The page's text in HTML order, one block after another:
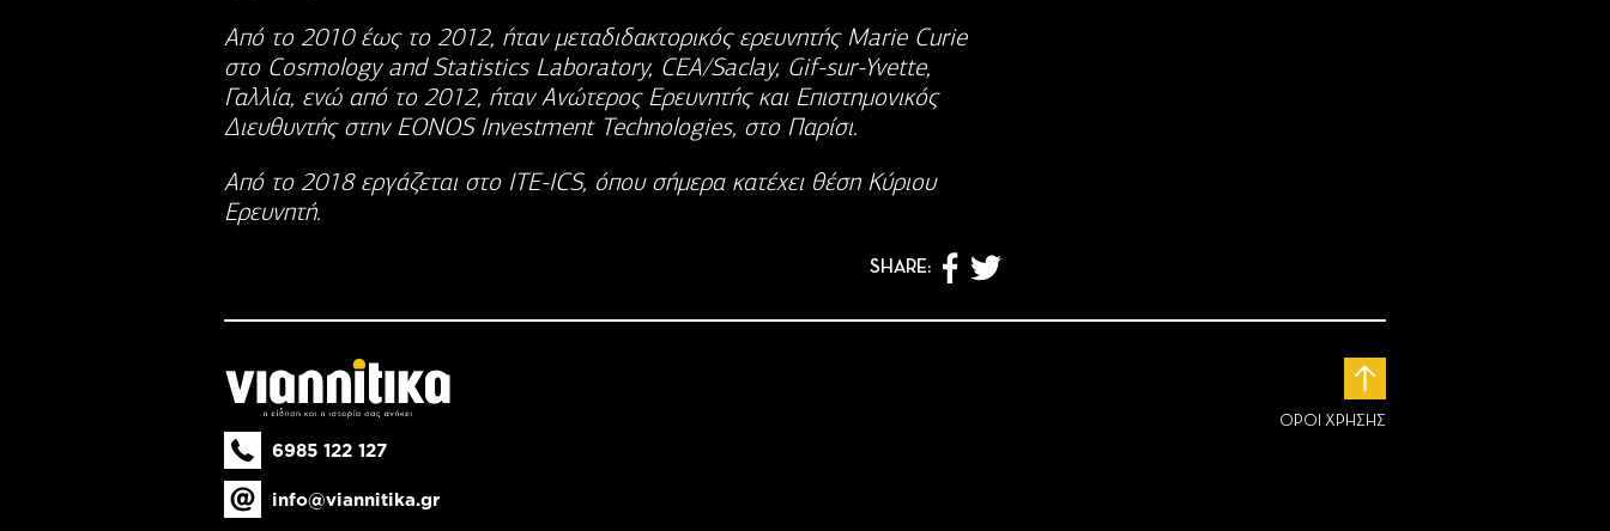
Από το 2010 έως το 2012, ήταν μεταδιδακτορικός ερευνητής Marie Curie
στο Cosmology and Statistics Laboratory, CEA/Saclay, Gif-sur-Yvette,
Γαλλία, ενώ από το 2012, ήταν Ανώτερος Ερευνητής και Επιστημονικός
Διευθυντής στην EONOS Investment Technologies, στο Παρίσι.
Από το 2018 εργάζεται στο ΙΤΕ-ICS, όπου σήμερα κατέχει θέση Κύριου
Ερευνητή.
SHARE:
6985 122 127
info@viannitika.gr
ΟΡΟΙ ΧΡΗΣΗΣ